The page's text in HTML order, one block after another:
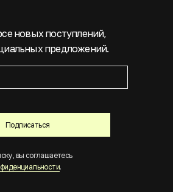
Подписаться
новых поступлений,
предложений.
вы соглашаетесь
.